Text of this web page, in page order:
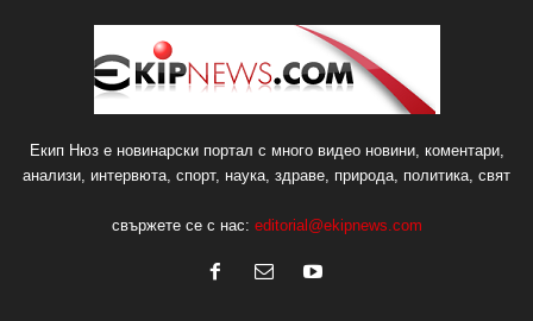
Екип Нюз е новинарски портал с много видео новини, коментари,
анализи, интервюта, спорт, наука, здраве, природа, политика, свят
свържете се с нас: editorial@ekipnews.com